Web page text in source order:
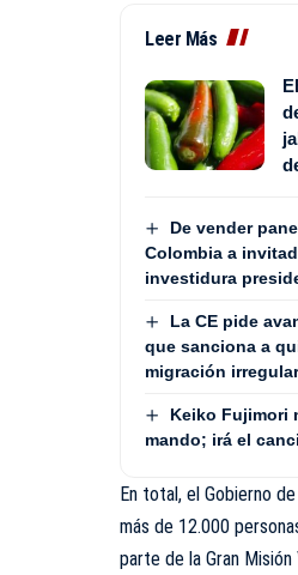
Leer Más
De vender
Colombia a
investidura
La CE pide
que sanciona a
migración irregular
Keiko Fujimori
mando; irá el
En total, el Gobierno
más de 12.000
parte de la Gran